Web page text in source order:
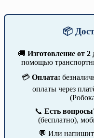
📦
🚚 Изготовление от 2
помощью
💳 Оплата:
оплаты через
📞 Есть
(бесплатно),
💬 Или